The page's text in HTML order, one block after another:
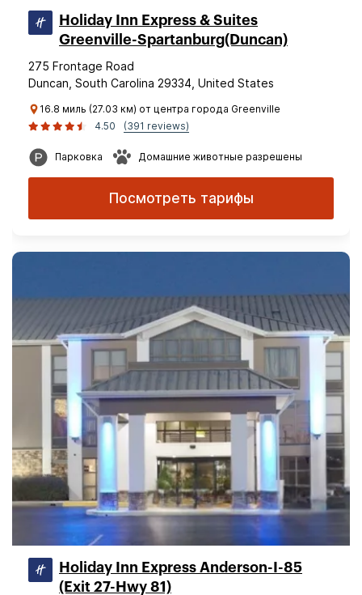
Holiday Inn Express & Suites
Greenville-Spartanburg(Duncan)
275 Frontage Road
Duncan, South Carolina 29334, United States
16.8 миль (27.03 км) от центра города Greenville
4.50
(391 reviews)
Парковка Домашние животные разрешены
Посмотреть тарифы
Holiday Inn Express Anderson-I-85
(Exit 27-Hwy 81)